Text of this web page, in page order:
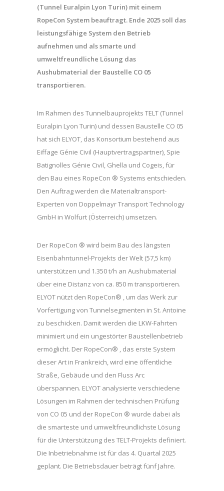
(Tunnel Euralpin Lyon Turin) mit einem
RopeCon System beauftragt. Ende 2025 soll das
leistungsfähige System den Betrieb
aufnehmen und als smarte und
umweltfreundliche Lösung das
Aushubmaterial der Baustelle CO 05
transportieren.
Im Rahmen des Tunnelbauprojekts TELT (Tunnel
Euralpin Lyon Turin) und dessen Baustelle CO 05
hat sich ELYOT, das Konsortium bestehend aus
Eiffage Génie Civil (Hauptvertragspartner), Spie
Batignolles Génie Civil, Ghella und Cogeis, für
den Bau eines RopeCon ® Systems entschieden.
Den Auftrag werden die Materialtransport-
Experten von Doppelmayr Transport Technology
GmbH in Wolfurt (Österreich) umsetzen.
Der RopeCon ® wird beim Bau des längsten
Eisenbahntunnel-Projekts der Welt (57,5 km)
unterstützen und 1.350 t/h an Aushubmaterial
über eine Distanz von ca. 850 m transportieren.
ELYOT nützt den RopeCon® , um das Werk zur
Vorfertigung von Tunnelsegmenten in St. Antoine
zu beschicken. Damit werden die LKW-Fahrten
minimiert und ein ungestörter Baustellenbetrieb
ermöglicht. Der RopeCon® , das erste System
dieser Art in Frankreich, wird eine öffentliche
Straße, Gebäude und den Fluss Arc
überspannen. ELYOT analysierte verschiedene
Lösungen im Rahmen der technischen Prüfung
von CO 05 und der RopeCon ® wurde dabei als
die smarteste und umweltfreundlichste Lösung
für die Unterstützung des TELT-Projekts definiert.
Die Inbetriebnahme ist für das 4. Quartal 2025
geplant. Die Betriebsdauer beträgt fünf Jahre.